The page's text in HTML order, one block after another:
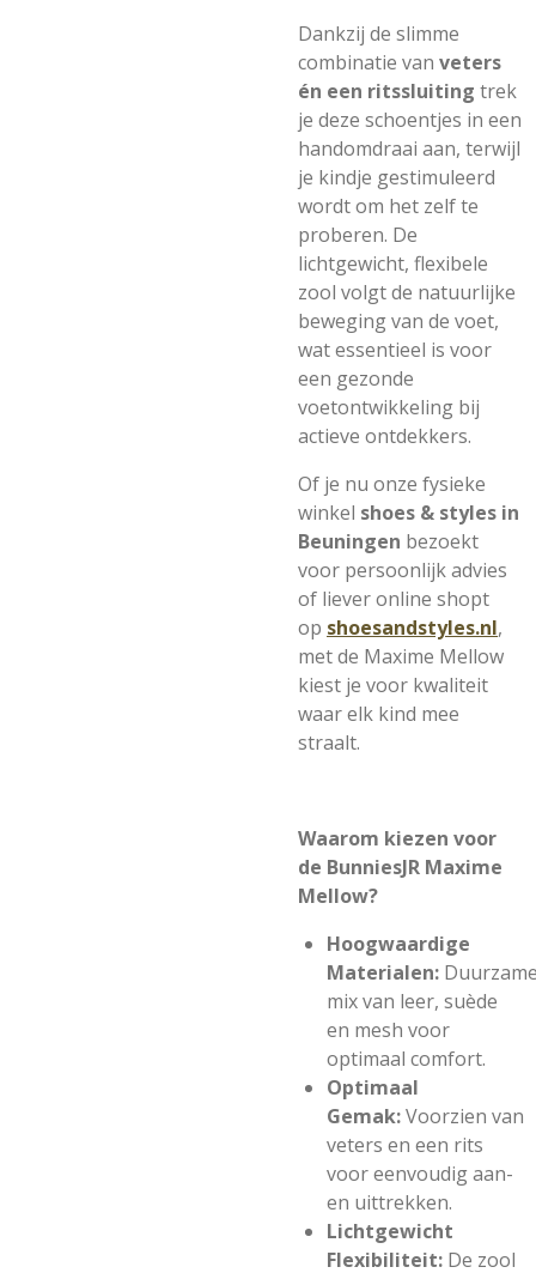
Dankzij de slimme
combinatie van veters
én een ritssluiting trek
je deze schoentjes in een
handomdraai aan, terwijl
je kindje gestimuleerd
wordt om het zelf te
proberen. De
lichtgewicht, flexibele
zool volgt de natuurlijke
beweging van de voet,
wat essentieel is voor
een gezonde
voetontwikkeling bij
actieve ontdekkers.
Of je nu onze fysieke
winkel shoes & styles in
Beuningen bezoekt
voor persoonlijk advies
of liever online shopt
op shoesandstyles.nl,
met de Maxime Mellow
kiest je voor kwaliteit
waar elk kind mee
straalt.
Waarom kiezen voor
de BunniesJR Maxime
Mellow?
Hoogwaardige
Materialen:
mix van leer, suède
en mesh voor
optimaal comfort.
Optimaal
Gemak:Voorzien van
veters en een rits
voor eenvoudig aan-
en uittrekken.
Lichtgewicht
Flexibiliteit: De zool